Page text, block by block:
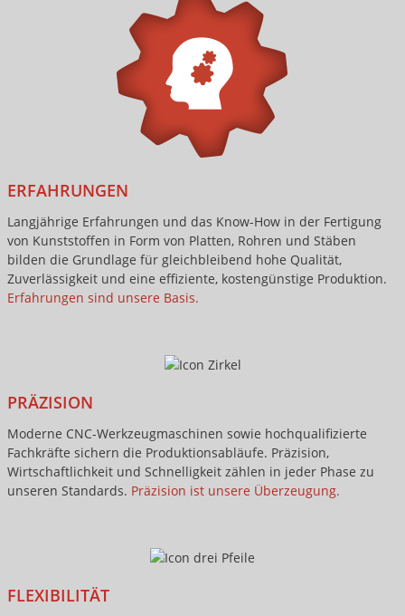
ERFAHRUNGEN
Langjährige Erfahrungen und das Know-How in der Fertigung
von Kunststoffen in Form von Platten, Rohren und Stäben
bilden die Grundlage für gleichbleibend hohe Qualität,
Zuverlässigkeit und eine effiziente, kostengünstige Produktion.
Erfahrungen sind unsere Basis.
PRÄZISION
Moderne CNC-Werkzeugmaschinen sowie hochqualifizierte
Fachkräfte sichern die Produktionsabläufe. Präzision,
Wirtschaftlichkeit und Schnelligkeit zählen in jeder Phase zu
unseren Standards. Präzision ist unsere Überzeugung.
FLEXIBILITÄT